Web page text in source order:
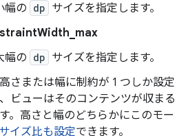
幅の dp サイズを指定します。
幅の dp サイズを指定します。
さまたは幅に制約が 1 つしか設定
ビューはそのコンテンツが収まる
。高さと幅のどちらかにこのモー
サイズ比も設定できます。